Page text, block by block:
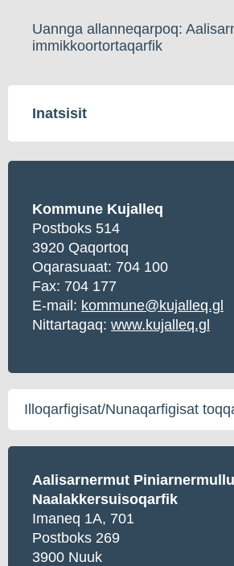
Uannga allanneqarpoq:
immikkoortortaqarfik
Inatsisit
Kommune Kujalleq
Postboks 514
3920 Qaqortoq
Oqarasuaat: 704 100
Fax: 704 177
E-mail: kommune@kujalleq.gl
Nittartagaq: www.kujalleq.gl
Illoqarfigisat/Nunaqarfigisat
toqqaruk
Aalisarnermut Piniarnermullu
Naalakkersuisoqarfik
Imaneq 1A, 701
Postboks 269
3900 Nuuk